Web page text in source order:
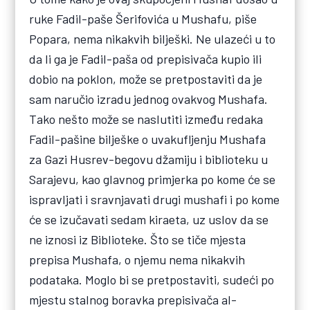
ruke Fadil-paše Šerifovića u Mushafu, piše
Popara, nema nikakvih bilješki. Ne ulazeći u to
da li ga je Fadil-paša od prepisivača kupio ili
dobio na poklon, može se pretpostaviti da je
sam naručio izradu jednog ovakvog Mushafa.
Tako nešto može se naslutiti između redaka
Fadil-pašine bilješke o uvakufljenju Mushafa
za Gazi Husrev-begovu džamiju i biblioteku u
Sarajevu, kao glavnog primjerka po kome će se
ispravljati i sravnjavati drugi mushafi i po kome
će se izučavati sedam kiraeta, uz uslov da se
ne iznosi iz Biblioteke. Što se tiče mjesta
prepisa Mushafa, o njemu nema nikakvih
podataka. Moglo bi se pretpostaviti, sudeći po
mjestu stalnog boravka prepisivača al-